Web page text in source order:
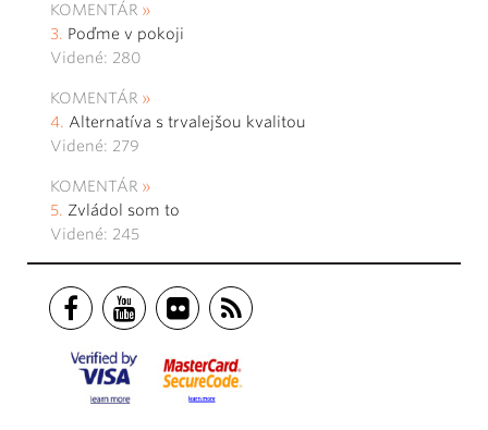
KOMENTÁR
Poďme v pokoji
Videné: 280
KOMENTÁR
Alternatíva s trvalejšou kvalitou
Videné: 279
KOMENTÁR
Zvládol som to
Videné: 245